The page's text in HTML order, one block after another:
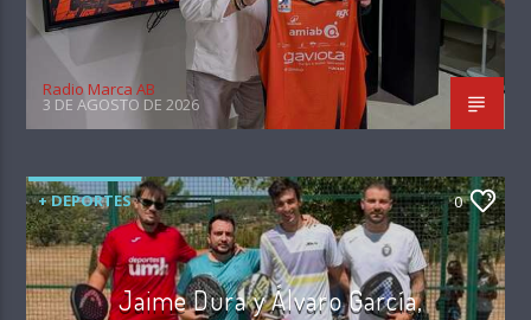
Radio Marca AB
3 DE AGOSTO DE 2026
+ DEPORTES 0
Jaime Dura y Álvaro García,